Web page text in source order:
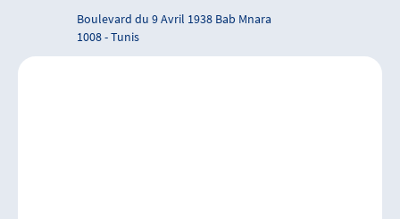
Boulevard du 9 Avril 1938 Bab Mnara
1008 - Tunis